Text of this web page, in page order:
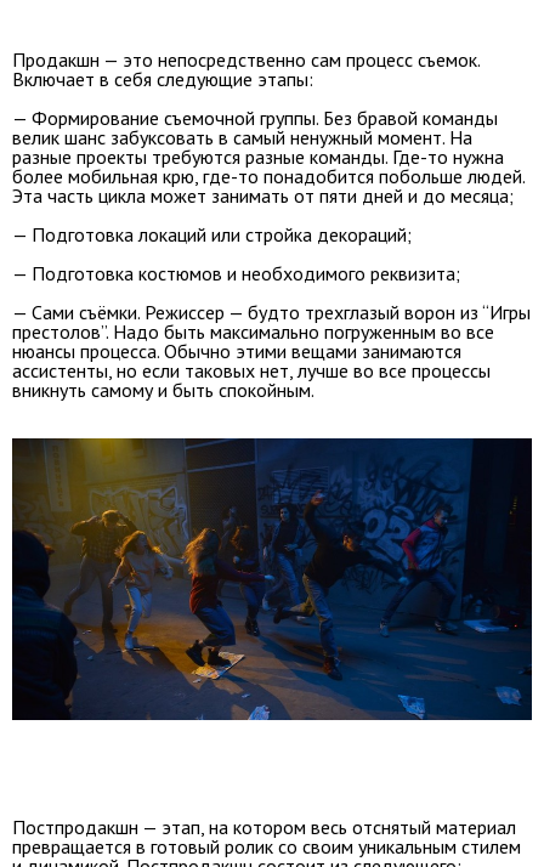
Продакшн — это непосредственно сам процесс съемок.
Включает в себя следующие этапы:
— Формирование съемочной группы. Без бравой команды
велик шанс забуксовать в самый ненужный момент. На
разные проекты требуются разные команды. Где-то нужна
более мобильная крю, где-то понадобится побольше людей.
Эта часть цикла может занимать от пяти дней и до месяца;
— Подготовка локаций или стройка декораций;
— Подготовка костюмов и необходимого реквизита;
— Сами съёмки. Режиссер — будто трехглазый ворон из “Игры
престолов”. Надо быть максимально погруженным во все
нюансы процесса. Обычно этими вещами занимаются
ассистенты, но если таковых нет, лучше во все процессы
вникнуть самому и быть спокойным.
Постпродакшн — этап, на котором весь отснятый материал
превращается в готовый ролик со своим уникальным стилем